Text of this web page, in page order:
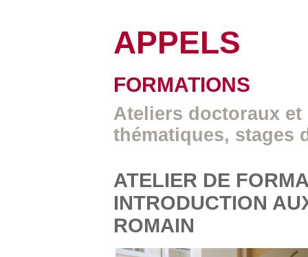
APPELS
FORMATIONS
Ateliers doctoraux et
thématiques, stages
ATELIER DE
INTRODUCTION
ROMAIN